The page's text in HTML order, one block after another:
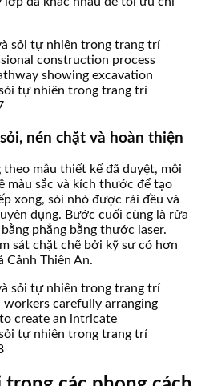
tự nhiên trong trang trí
nén chặt và hoàn thiện
mẫu thiết kế đã duyệt, mỗi
màu sắc và kích thước để tạo
xong, sỏi nhỏ được rải đều và
dụng. Bước cuối cùng là rửa
phẳng bằng thước laser.
sát chặt chẽ bởi kỹ sư có hơn
Cảnh Thiên An.
tự nhiên trong trang trí